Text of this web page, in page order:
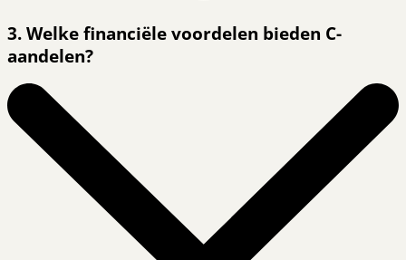
3. Welke financiële voordelen bieden C-
aandelen?